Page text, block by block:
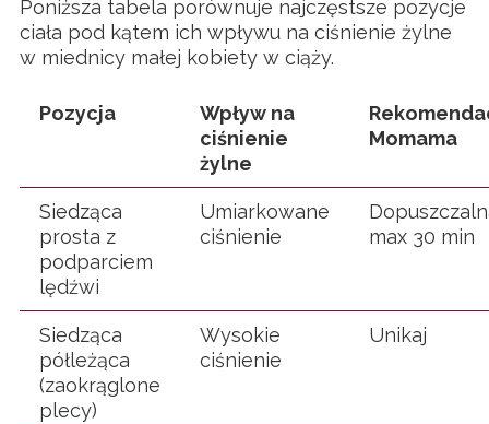
Poniższa tabela porównuje najczęstsze pozycje
ciała pod kątem ich wpływu na ciśnienie żylne
w miednicy małej kobiety w ciąży.
Pozycja
Wpływ na
ciśnienie
żylne
Momama
Siedząca
prosta z
podparciem
lędźwi
Umiarkowane
ciśnienie
max 30 min
Siedząca
półleżąca
(zaokrąglone
plecy)
Wysokie
ciśnienie
Unikaj